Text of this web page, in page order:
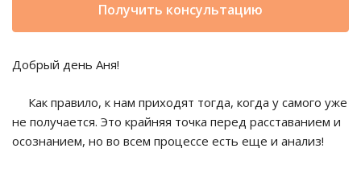
Получить консультацию
Добрый день Аня!
Как правило, к нам приходят тогда, когда у самого уже
не получается. Это крайняя точка перед расставанием и
осознанием, но во всем процессе есть еще и анализ!